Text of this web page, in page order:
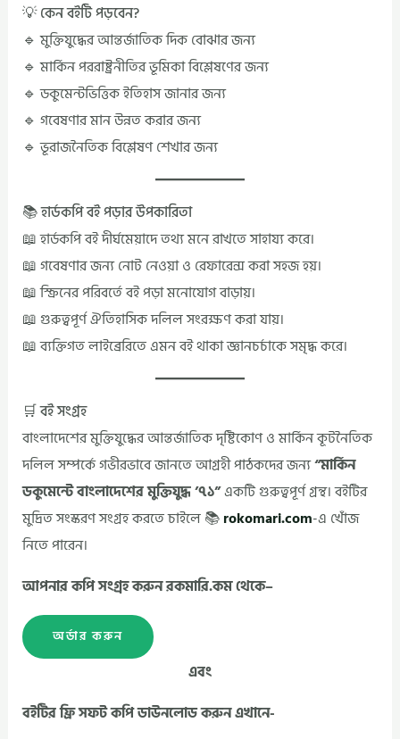
💡 কেন বইটি পড়বেন?
🔹 মুক্তিযুদ্ধের আন্তর্জাতিক দিক বোঝার জন্য
🔹 মার্কিন পররাষ্ট্রনীতির ভূমিকা বিশ্লেষণের জন্য
🔹 ডকুমেন্টভিত্তিক ইতিহাস জানার জন্য
🔹 গবেষণার মান উন্নত করার জন্য
🔹 ভূরাজনৈতিক বিশ্লেষণ শেখার জন্য
📚 হার্ডকপি বই পড়ার উপকারিতা
📖 হার্ডকপি বই দীর্ঘমেয়াদে তথ্য মনে রাখতে সাহায্য করে।
📖 গবেষণার জন্য নোট নেওয়া ও রেফারেন্স করা সহজ হয়।
📖 স্ক্রিনের পরিবর্তে বই পড়া মনোযোগ বাড়ায়।
📖 গুরুত্বপূর্ণ ঐতিহাসিক দলিল সংরক্ষণ করা যায়।
📖 ব্যক্তিগত লাইব্রেরিতে এমন বই থাকা জ্ঞানচর্চাকে সমৃদ্ধ করে।
🛒 বই সংগ্রহ
বাংলাদেশের মুক্তিযুদ্ধের আন্তর্জাতিক দৃষ্টিকোণ ও মার্কিন কূটনৈতিক
দলিল সম্পর্কে গভীরভাবে জানতে আগ্রহী পাঠকদের জন্য“মার্কিন
ডকুমেন্টে বাংলাদেশের মুক্তিযুদ্ধ ’৭১”একটি গুরুত্বপূর্ণ গ্রন্থ। বইটির
মুদ্রিত সংস্করণ সংগ্রহ করতে চাইলে 📚rokomari.com-এ খোঁজ
নিতে পারেন।
আপনার কপি সংগ্রহ করুন রকমারি.কম থেকে–
অর্ডার করুন
এবং
বইটির ফ্রি সফট কপি ডাউনলোড করুন এখানে-